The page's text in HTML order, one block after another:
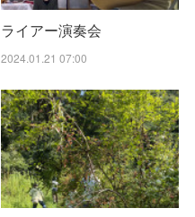
ライアー演奏会
2024.01.21 07:00